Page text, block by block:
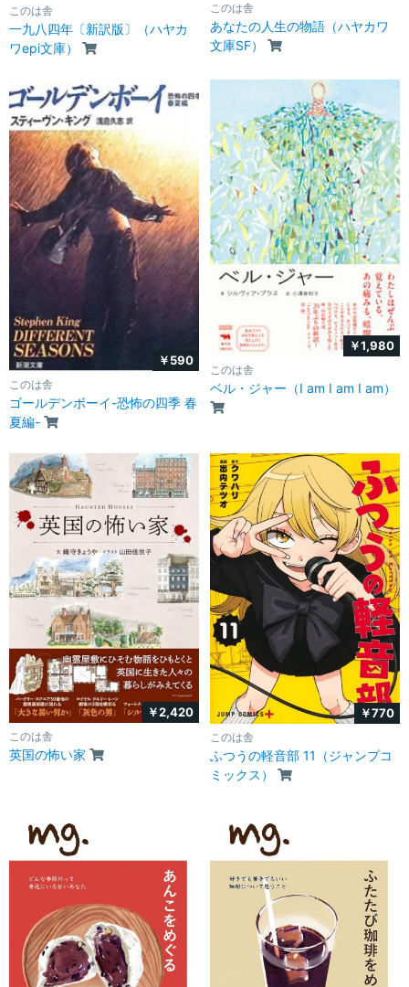
このは舎
一九八四年〔新訳版〕（ハヤカ
ワepi文庫）
このは舎
あなたの人生の物語（ハヤカワ
文庫SF）
￥590
このは舎
ゴールデンボーイ-恐怖の四季 春
夏編-
￥1,980
このは舎
ベル・ジャー（I am I am I am）
￥2,420
このは舎
英国の怖い家
￥770
このは舎
ふつうの軽音部 11（ジャンプコ
ミックス）